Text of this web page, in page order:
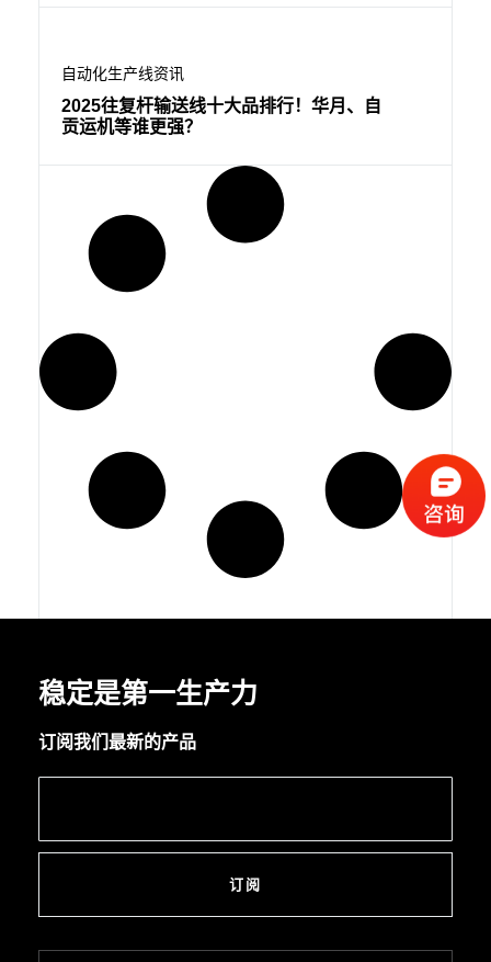
自动化生产线资讯
2025往复杆输送线十大品排行！华月、自
贡运机等谁更强？
稳定是第一生产力
订阅我们最新的产品
订阅